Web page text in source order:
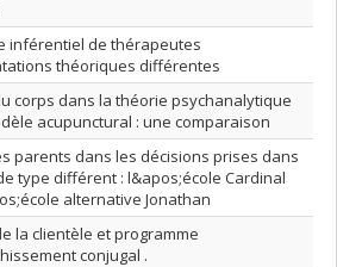
inférentiel de thérapeutes
théoriques différentes
corps dans la théorie psychanalytique
acupunctural : une comparaison
parents dans les décisions prises dans
type différent : l&apos;école Cardinal
alternative Jonathan
la clientèle et programme
conjugal .